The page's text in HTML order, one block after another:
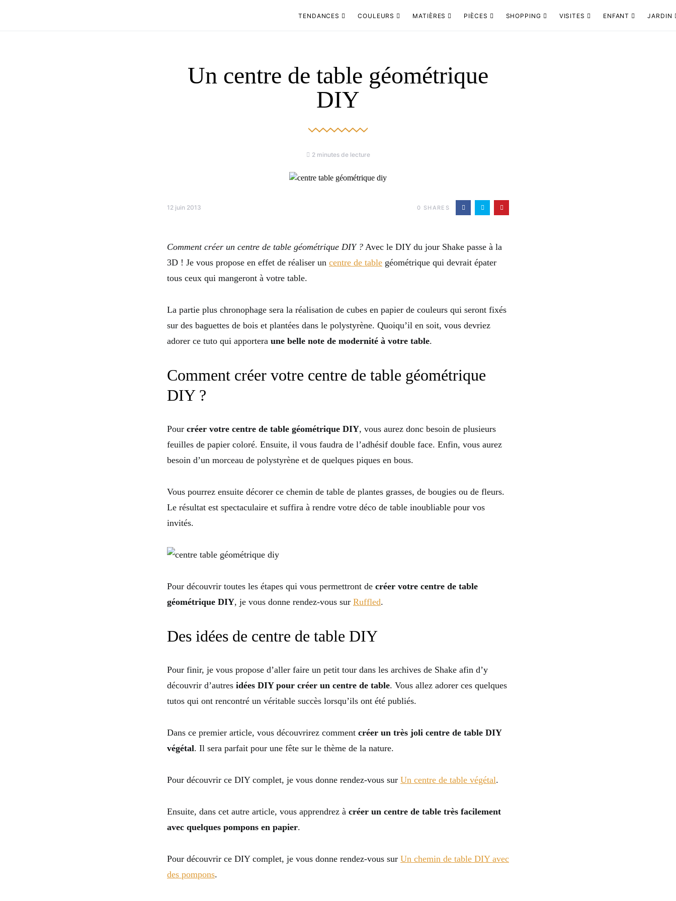
TENDANCES COULEURS MATIÈRES PIÈCES SHOPPING VISITES ENFANT JARDIN
Un centre de table géométrique
DIY
2 minutes de lecture
12 juin 2013 0 SHARES
Comment créer un centre de table géométrique DIY ? Avec le DIY du jour Shake passe à la
3D ! Je vous propose en effet de réaliser un centre de table géométrique qui devrait épater
tous ceux qui mangeront à votre table.
La partie plus chronophage sera la réalisation de cubes en papier de couleurs qui seront fixés
sur des baguettes de bois et plantées dans le polystyrène. Quoiqu’il en soit, vous devriez
adorer ce tuto qui apportera une belle note de modernité à votre table.
Comment créer votre centre de table géométrique
DIY ?
Pour créer votre centre de table géométrique DIY, vous aurez donc besoin de plusieurs
feuilles de papier coloré. Ensuite, il vous faudra de l’adhésif double face. Enfin, vous aurez
besoin d’un morceau de polystyrène et de quelques piques en bous.
Vous pourrez ensuite décorer ce chemin de table de plantes grasses, de bougies ou de fleurs.
Le résultat est spectaculaire et suffira à rendre votre déco de table inoubliable pour vos
invités.
Pour découvrir toutes les étapes qui vous permettront de créer votre centre de table
géométrique DIY, je vous donne rendez-vous sur Ruffled.
Des idées de centre de table DIY
Pour finir, je vous propose d’aller faire un petit tour dans les archives de Shake afin d’y
découvrir d’autres idées DIY pour créer un centre de table. Vous allez adorer ces quelques
tutos qui ont rencontré un véritable succès lorsqu’ils ont été publiés.
Dans ce premier article, vous découvrirez comment créer un très joli centre de table DIY
végétal. Il sera parfait pour une fête sur le thème de la nature.
Pour découvrir ce DIY complet, je vous donne rendez-vous sur Un centre de table végétal.
Ensuite, dans cet autre article, vous apprendrez à créer un centre de table très facilement
avec quelques pompons en papier.
Pour découvrir ce DIY complet, je vous donne rendez-vous sur Un chemin de table DIY avec
des pompons.